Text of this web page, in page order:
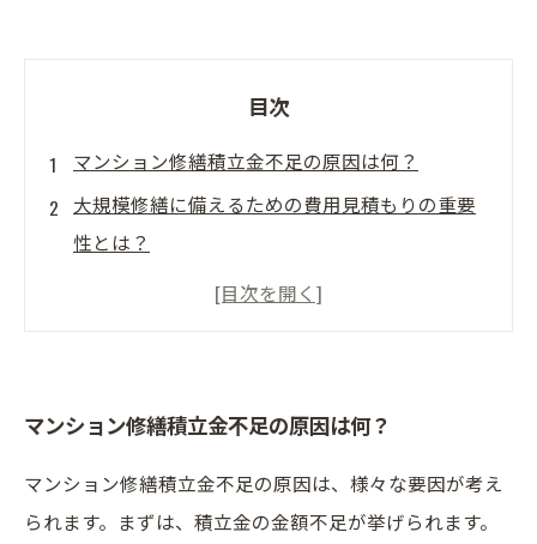
目次
マンション修繕積立金不足の原因は何？
大規模修繕に備えるための費用見積もりの重要
性とは？
マンション管理会社の役割とは？
住民参加型の修繕方法とは？
マンション修繕積立金不足の原因は何？
マンション修繕積立金不足の原因は、様々な要因が考え
られます。まずは、積立金の金額不足が挙げられます。